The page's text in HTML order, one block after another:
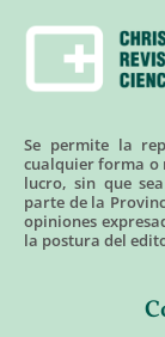
Se permite la
cualquier forma o
lucro, sin que
parte de la
opiniones
la postura del